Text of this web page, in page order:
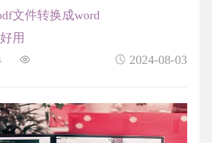
2024-08-03
文件转换成word
用